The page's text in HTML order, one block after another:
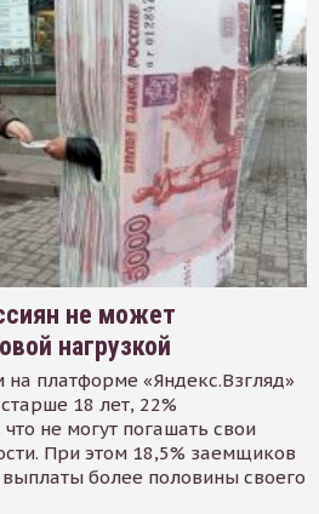
не может
нагрузкой
платформе «Яндекс.Взгляд»
18 лет, 22%
не могут погашать свои
При этом 18,5% заемщиков
более половины своего